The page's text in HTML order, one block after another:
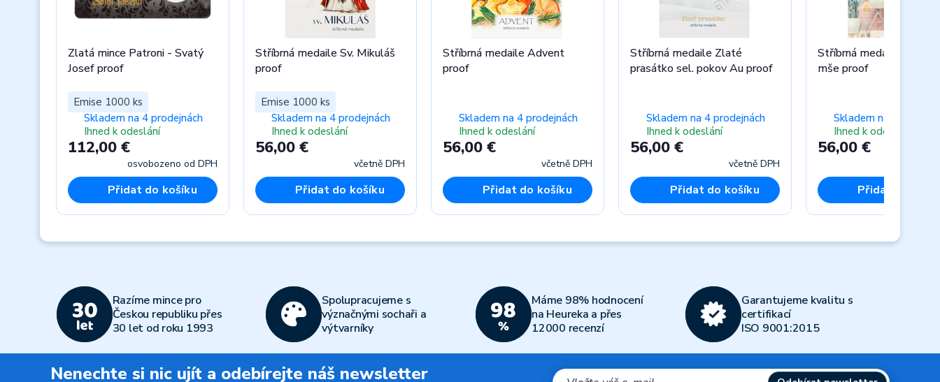
Zlatá mince Patroni - Svatý
Josef proof
Emise 1000 ks
Skladem na 4 prodejnách
Ihned k odeslání
112,00 €
osvobozeno od DPH
Přidat do košíku
Stříbrná medaile Sv. Mikuláš
proof
Emise 1000 ks
Skladem na 4 prodejnách
Ihned k odeslání
56,00 €
včetně DPH
Přidat do košíku
Stříbrná medaile Advent
proof
Skladem na 4 prodejnách
Ihned k odeslání
56,00 €
včetně DPH
Přidat do košíku
Stříbrná medaile Zlaté
prasátko sel. pokov Au proof
Skladem na 4 prodejnách
Ihned k odeslání
56,00 €
včetně DPH
Přidat do košíku
Stříbrná medaile
mše proof
Skladem na 5
Ihned k odeslání
56,00 €
Přidat do
Razíme mince pro
Českou republiku přes
30 let od roku 1993
Spolupracujeme s
význačnými sochaři a
výtvarníky
Máme 98% hodnocení
na Heureka a přes
12000 recenzí
Garantujeme kvalitu s
certifikací
ISO 9001:2015
Nenechte si nic ujít a odebírejte náš newsletter